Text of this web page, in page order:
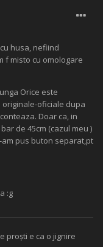
husa, nefiind
f misto cu omologare
Orice este
originale-oficiale dupa
Doar ca, in
de 45cm (cazul meu )
pus buton separat,pt
:g
proşti e ca o jignire